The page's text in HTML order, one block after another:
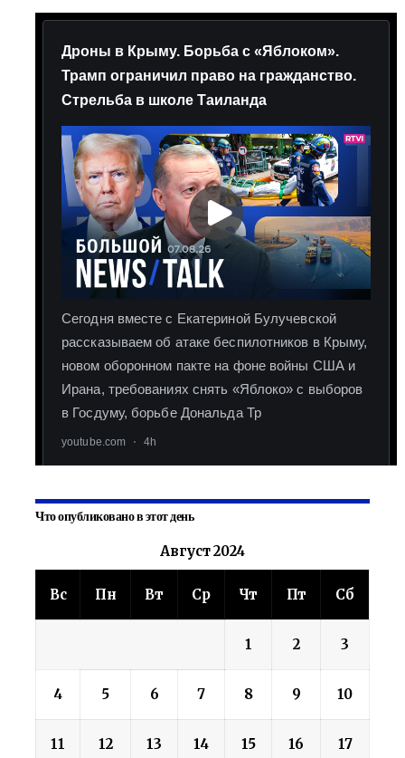
Что опубликовано в этот день
Август 2024
Вс Пн Вт Ср Чт Пт Сб
1 2 3
4 5 6 7 8 9 10
11 12 13 14 15 16 17